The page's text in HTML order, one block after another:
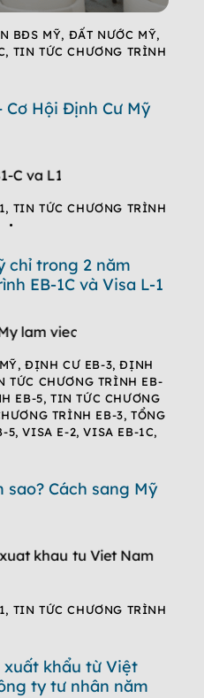
BĐS MỸ, ĐẤT NƯỚC MỸ,
, TIN TỨC CHƯƠNG TRÌNH
Cơ Hội Định Cư Mỹ
, TIN TỨC CHƯƠNG TRÌNH
chỉ trong 2 năm
EB-1C và Visa L-1
,ĐỊNH CƯ EB-3,ĐỊNH
TỨC CHƯƠNG TRÌNH EB-
EB-5,TIN TỨC CHƯƠNG
TRÌNH EB-3,TỔNG
5,VISA E-2,VISA EB-1C,
Cách sang Mỹ
, TIN TỨC CHƯƠNG TRÌNH
xuất khẩu từ Việt
ty tư nhân năm